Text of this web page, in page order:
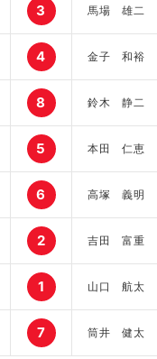
3 馬場 雄二
4 金子 和裕
8 鈴木 静二
5 本田 仁恵
6 高塚 義明
2 吉田 富重
1 山口 航太
7 筒井 健太